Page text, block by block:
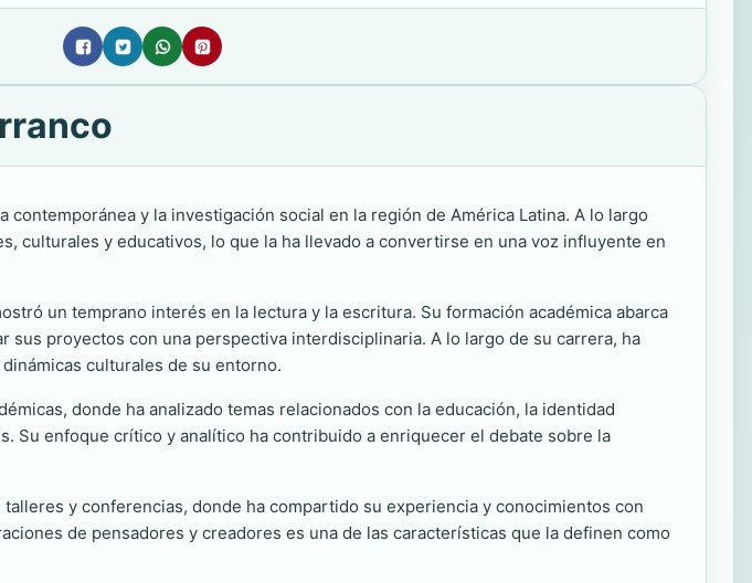
y la investigación social en la región de América Latina. A lo largo
culturales y educativos, lo que la ha llevado a convertirse en una voz influyente en
un temprano interés en la lectura y la escritura. Su formación académica abarca
proyectos con una perspectiva interdisciplinaria. A lo largo de su carrera, ha
culturales de su entorno.
donde ha analizado temas relacionados con la educación, la identidad
Su enfoque crítico y analítico ha contribuido a enriquecer el debate sobre la
talleres y conferencias, donde ha compartido su experiencia y conocimientos con
de pensadores y creadores es una de las características que la definen como